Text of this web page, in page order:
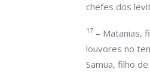
chefes dos
17 – Matanias,
louvores no
Samua, filho